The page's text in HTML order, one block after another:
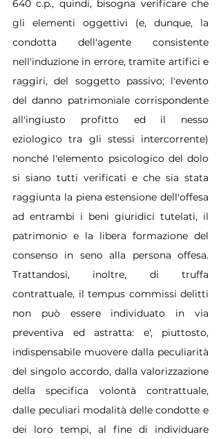
640 c.p., quindi, bisogna verificare che
gli elementi oggettivi (e, dunque, la
condotta dell'agente consistente
nell'induzione in errore, tramite artifici e
raggiri, del soggetto passivo; l'evento
del danno patrimoniale corrispondente
all'ingiusto profitto ed il nesso
eziologico tra gli stessi intercorrente)
nonché l'elemento psicologico del dolo
si siano tutti verificati e che sia stata
raggiunta la piena estensione dell'offesa
ad entrambi i beni giuridici tutelati, il
patrimonio e la libera formazione del
consenso in seno alla persona offesa.
Trattandosi, inoltre, di truffa
contrattuale, il tempus commissi delitti
non può essere individuato in via
preventiva ed astratta: e', piuttosto,
indispensabile muovere dalla peculiarità
del singolo accordo, dalla valorizzazione
della specifica volontà contrattuale,
dalle peculiari modalità delle condotte e
dei loro tempi, al fine di individuare